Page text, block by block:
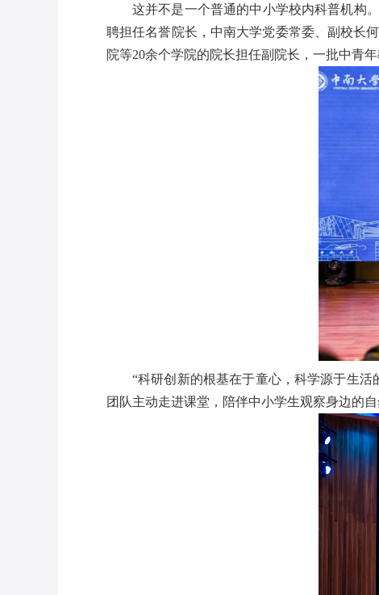
这并不是一个普通的中小学校内科普机构
聘担任名誉院长，中南大学党委常委、副校长
院等20余个学院的院长担任副院长，一批中青
“科研创新的根基在于童心，科学源于生
团队主动走进课堂，陪伴中小学生观察身边的